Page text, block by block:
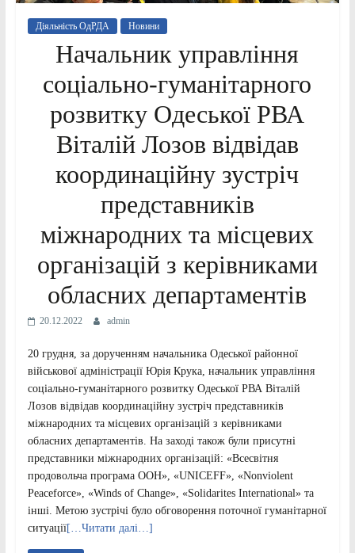
Діяльність ОдРДА Новини
Начальник управління
соціально-гуманітарного
розвитку Одеської РВА
Віталій Лозов відвідав
координаційну зустріч
представників
міжнародних та місцевих
організацій з керівниками
обласних департаментів
20.12.2022 admin
20 грудня, за дорученням начальника Одеської районної
військової адміністрації Юрія Крука, начальник управління
соціально-гуманітарного розвитку Одеської РВА Віталій
Лозов відвідав координаційну зустріч представників
міжнародних та місцевих організацій з керівниками
обласних департаментів. На заході також були присутні
представники міжнародних організацій: «Всесвітня
продовольча програма ООН», «UNICEFF», «Nonviolent
Peaceforce», «Winds of Change», «Solidarites International» та
інші. Метою зустрічі було обговорення поточної гуманітарної
ситуації[…Читати далі…]